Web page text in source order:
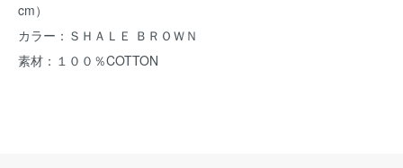
cm）
カラー：ＳＨＡＬＥ ＢＲＯＷＮ
素材：１００％COTTON